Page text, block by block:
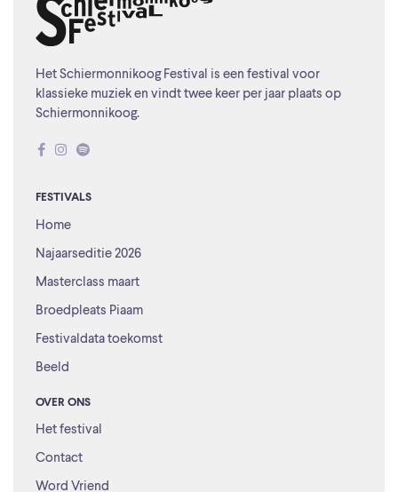
Het Schiermonnikoog Festival is een festival voor
klassieke muziek en vindt twee keer per jaar plaats op
Schiermonnikoog.
FESTIVALS
Home
Najaarseditie 2026
Masterclass maart
Broedpleats Piaam
Festivaldata toekomst
Beeld
OVER ONS
Het festival
Contact
Word Vriend